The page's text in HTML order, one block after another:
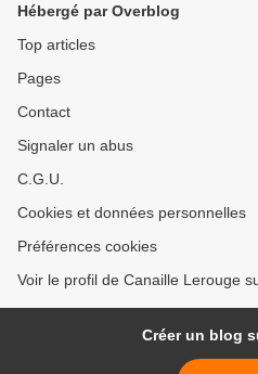
Hébergé par Overblog
Top articles
Pages
Contact
Signaler un abus
C.G.U.
Cookies et données personnelles
Préférences cookies
Voir le profil de Canaille Lerouge
Créer un blog